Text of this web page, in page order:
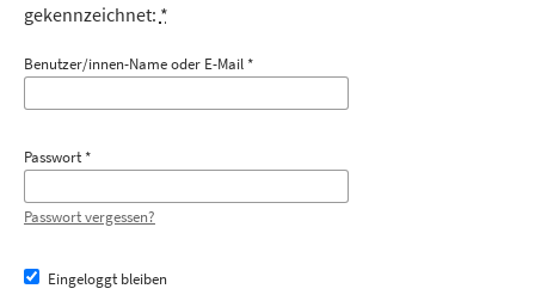
gekennzeichnet: *
Benutzer/innen-Name oder E-Mail *
Passwort *
Passwort vergessen?
Eingeloggt bleiben